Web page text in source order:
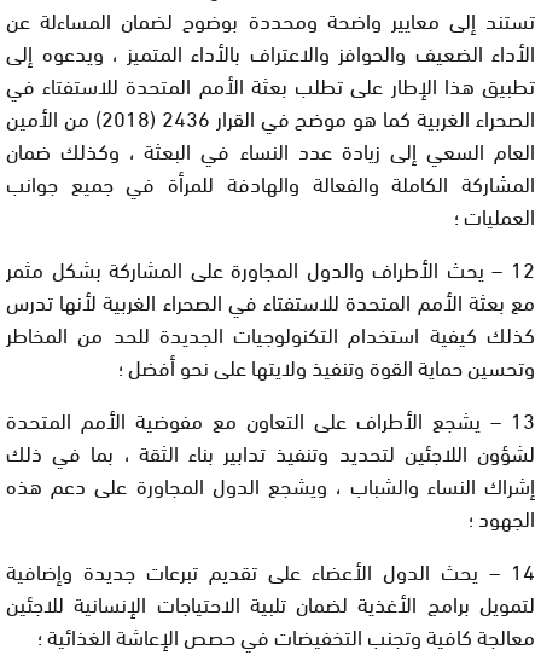
تستند إلى معايير واضحة ومحددة بوضوح لضمان المساءلة عن
الأداء الضعيف والحوافز والاعتراف بالأداء المتميز ، ويدعوه إلى
تطبيق هذا الإطار على تطلب بعثة الأمم المتحدة للاستفتاء في
الصحراء الغربية كما هو موضح في القرار 2436 (2018) من الأمين
العام السعي إلى زيادة عدد النساء في البعثة ، وكذلك ضمان
المشاركة الكاملة والفعالة والهادفة للمرأة في جميع جوانب
العمليات ؛
12 – يحث الأطراف والدول المجاورة على المشاركة بشكل مثمر
مع بعثة الأمم المتحدة للاستفتاء في الصحراء الغربية لأنها تدرس
كذلك كيفية استخدام التكنولوجيات الجديدة للحد من المخاطر
وتحسين حماية القوة وتنفيذ ولايتها على نحو أفضل ؛
13 – يشجع الأطراف على التعاون مع مفوضية الأمم المتحدة
لشؤون اللاجئين لتحديد وتنفيذ تدابير بناء الثقة ، بما في ذلك
إشراك النساء والشباب ، ويشجع الدول المجاورة على دعم هذه
الجهود ؛
14 – يحث الدول الأعضاء على تقديم تبرعات جديدة وإضافية
لتمويل برامج الأغذية لضمان تلبية الاحتياجات الإنسانية للاجئين
معالجة كافية وتجنب التخفيضات في حصص الإعاشة الغذائية ؛